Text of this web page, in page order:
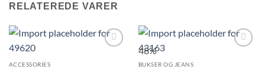
RELATEREDE VARER
ACCESSORIES
48%
BUKSER OG JEANS